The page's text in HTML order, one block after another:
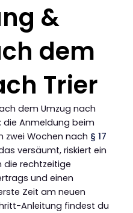
&
dem
Trier
dem Umzug nach
die Anmeldung beim
zwei Wochen nach § 17
versäumt, riskiert ein
die rechtzeitige
und einen
Zeit am neuen
Anleitung findest du